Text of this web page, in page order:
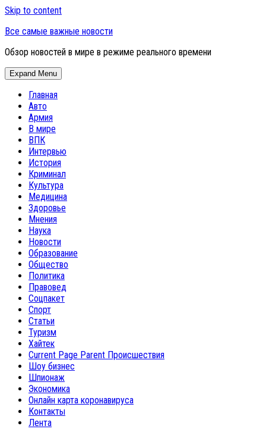
Skip to content
Все самые важные новости
Обзор новостей в мире в режиме реального времени
Expand Menu
Главная
Авто
Армия
В мире
ВПК
Интервью
История
Криминал
Культура
Медицина
Здоровье
Мнения
Наука
Новости
Образование
Общество
Политика
Правовед
Соцпакет
Спорт
Статьи
Туризм
Хайтек
Current Page Parent Происшествия
Шоу бизнес
Шпионаж
Экономика
Онлайн карта коронавируса
Контакты
Лента